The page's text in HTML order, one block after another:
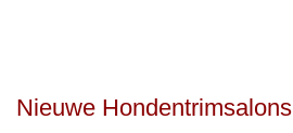
Nieuwe Hondentrimsalons